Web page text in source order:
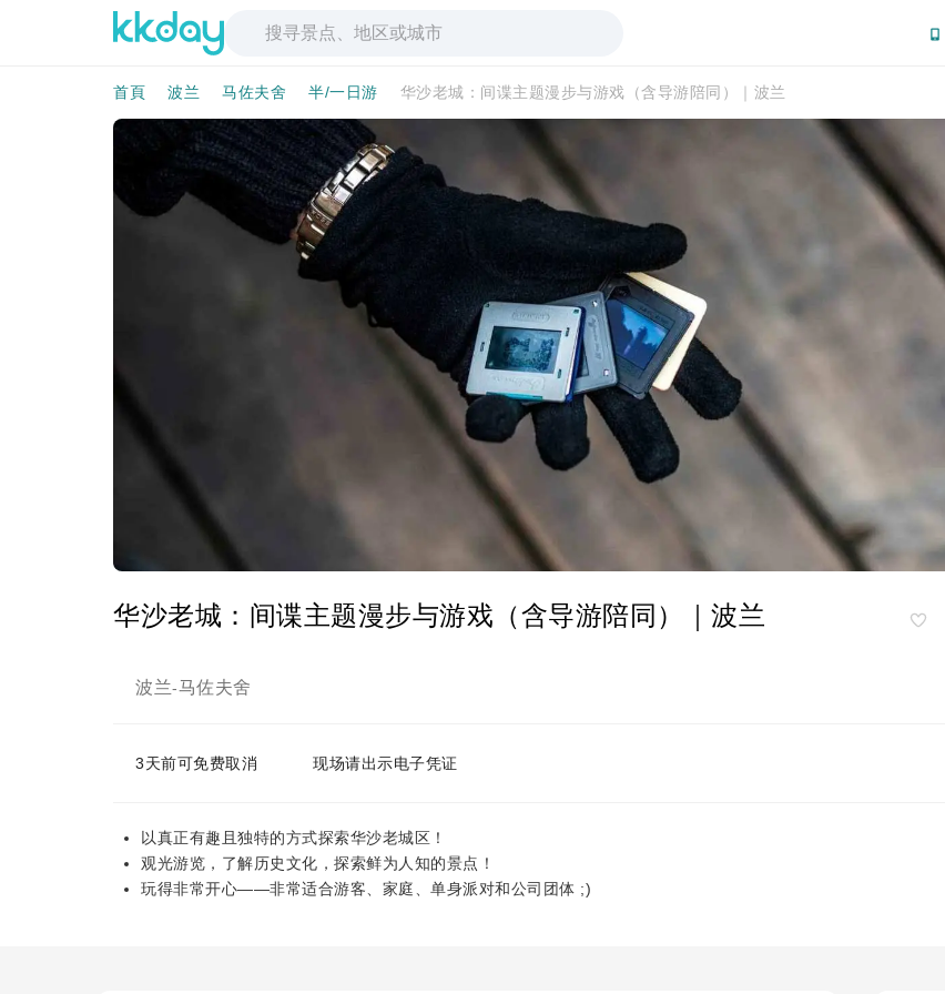
首頁 波兰 马佐夫舍 半/一日游 华沙老城：间谍主题漫步与游戏（含导游陪同）｜波兰
华沙老城：间谍主题漫步与游戏（含导游陪同）｜波兰
波兰-马佐夫舍
3天前可免费取消 现场请出示电子凭证
以真正有趣且独特的方式探索华沙老城区！
观光游览，了解历史文化，探索鲜为人知的景点！
玩得非常开心——非常适合游客、家庭、单身派对和公司团体 ;)